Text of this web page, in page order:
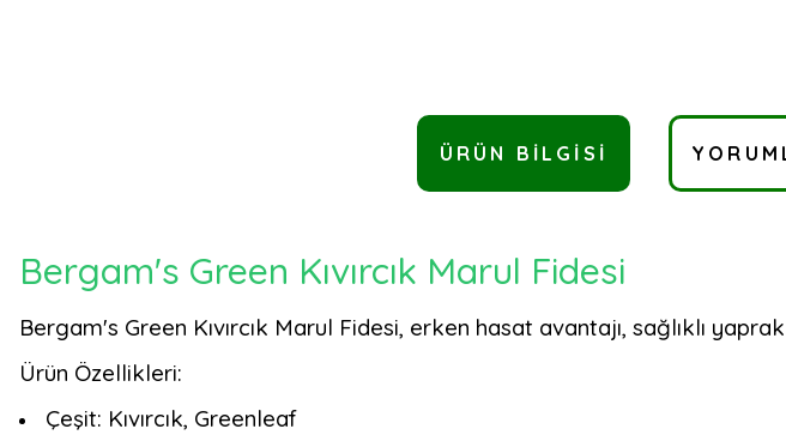
ÜRÜN BILGISI
Bergam's Green Kıvırcık Marul Fidesi
Bergam's Green Kıvırcık Marul Fidesi, erken hasat avantajı, sağlıklı
Ürün Özellikleri:
Çeşit: Kıvırcık, Greenleaf